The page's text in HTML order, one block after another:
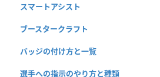
スマートアシスト
ブースタークラフト
バッジの付け方と一覧
選手への指示のやり方と種類